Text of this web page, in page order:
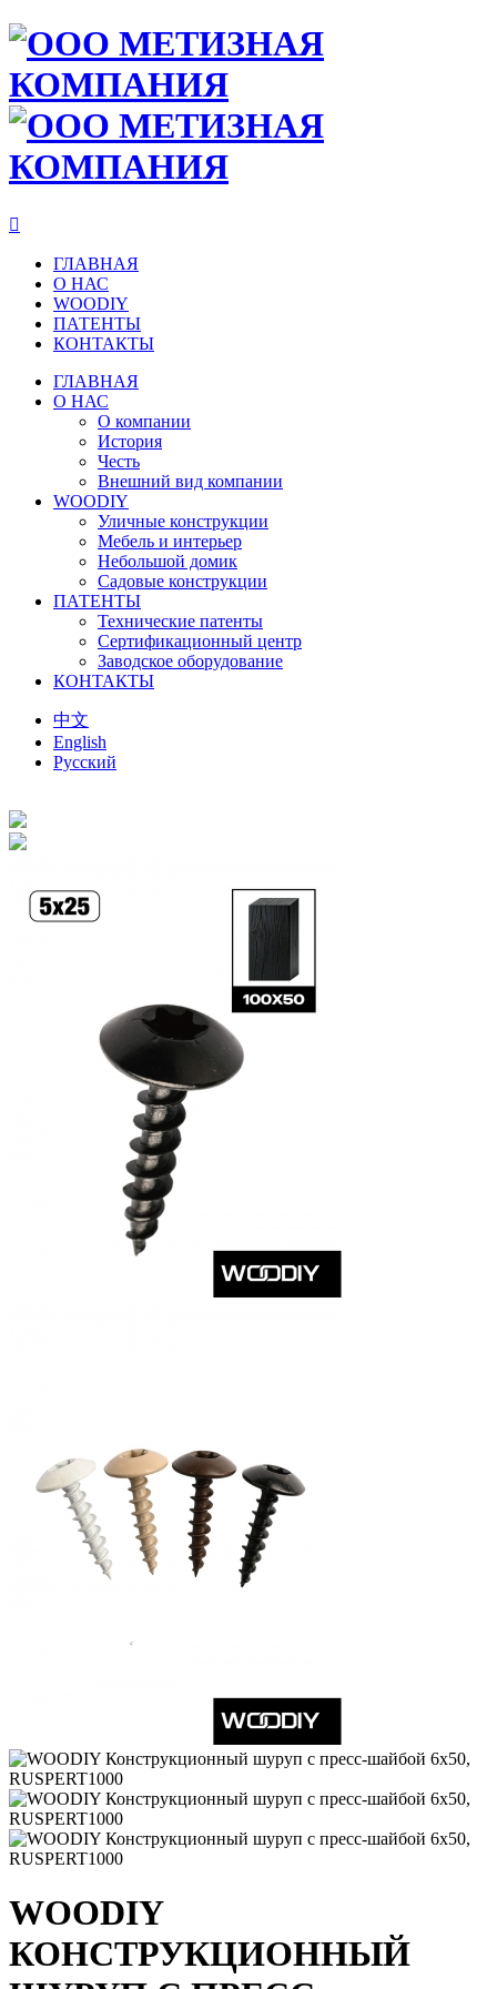

ГЛАВНАЯ
О НАС
WOODIY
ПАТЕНТЫ
КОНТАКТЫ
ГЛАВНАЯ
О НАС
О компании
История
Честь
Внешний вид компании
WOODIY
Уличные конструкции
Мебель и интерьер
Небольшой домик
Садовые конструкции
ПАТЕНТЫ
Технические патенты
Сертификационный центр
Заводское оборудование
КОНТАКТЫ
中文
English
Русский
WOODIY
КОНСТРУКЦИОННЫЙ